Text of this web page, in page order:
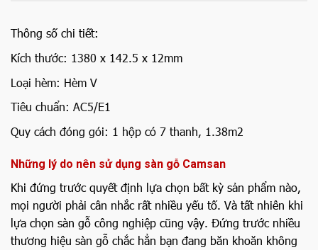
Thông số chi tiết:
Kích thước: 1380 x 142.5 x 12mm
Loại hèm: Hèm V
Tiêu chuẩn: AC5/E1
Quy cách đóng gói: 1 hộp có 7 thanh, 1.38m2
Những lý do nên sử dụng sàn gỗ Camsan
Khi đứng trước quyết định lựa chọn bất kỳ sản phẩm nào,
mọi người phải cân nhắc rất nhiều yếu tố. Và tất nhiên khi
lựa chọn sàn gỗ công nghiệp cũng vậy. Đứng trước nhiều
thương hiệu sàn gỗ chắc hẳn bạn đang băn khoăn không